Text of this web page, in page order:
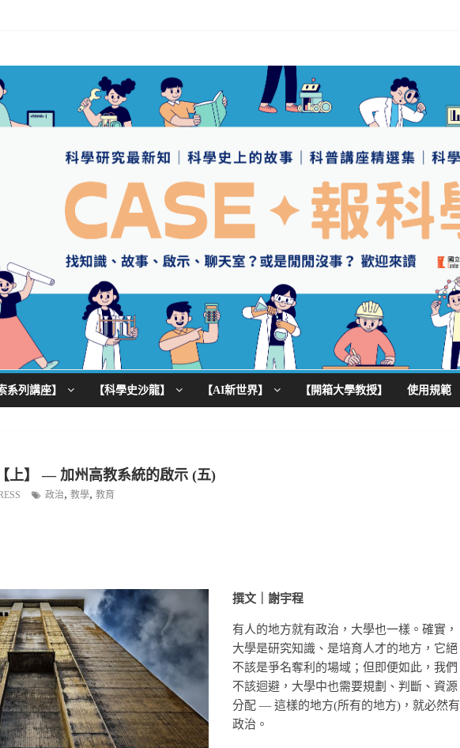
系列講座】 【科學史沙龍】 【AI新世界】 【開箱大學教授】 使用規範
上】 — 加州高教系統的啟示 (五)
政治, 教學, 教育
撰文｜謝宇程
有人的地方就有政治，大學也一樣。確實，
大學是研究知識、是培育人才的地方，它絕
不該是爭名奪利的場域；但即便如此，我們
不該迴避，大學中也需要規劃、判斷、資源
分配 — 這樣的地方(所有的地方)，就必然有
政治。